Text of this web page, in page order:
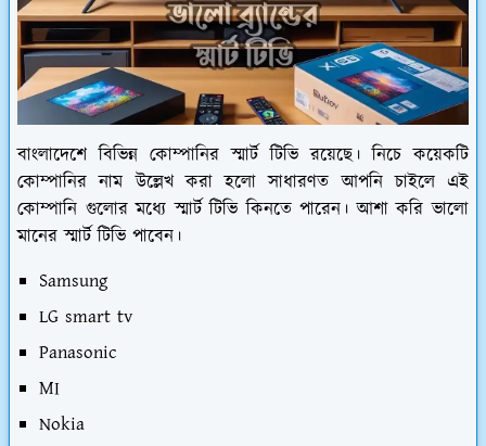
বাংলাদেশে বিভিন্ন কোম্পানির স্মার্ট টিভি রয়েছে। নিচে কয়েকটি
কোম্পানির নাম উল্লেখ করা হলো সাধারণত আপনি চাইলে এই
কোম্পানি গুলোর মধ্যে স্মার্ট টিভি কিনতে পারেন। আশা করি ভালো
মানের স্মার্ট টিভি পাবেন।
Samsung
LG smart tv
Panasonic
MI
Nokia